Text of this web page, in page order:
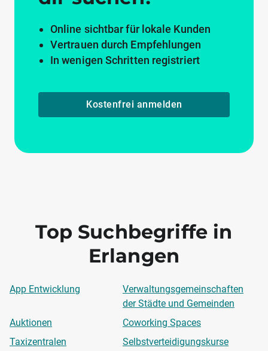
Online sichtbar für lokale Kunden
Vertrauen durch Empfehlungen
In wenigen Schritten registriert
Kostenfrei anmelden
Top Suchbegriffe in
Erlangen
App Entwicklung
Verwaltungsgemeinschaften
der Städte und Gemeinden
Auktionen
Coworking Spaces
Taxizentralen
Selbstverteidigungskurse